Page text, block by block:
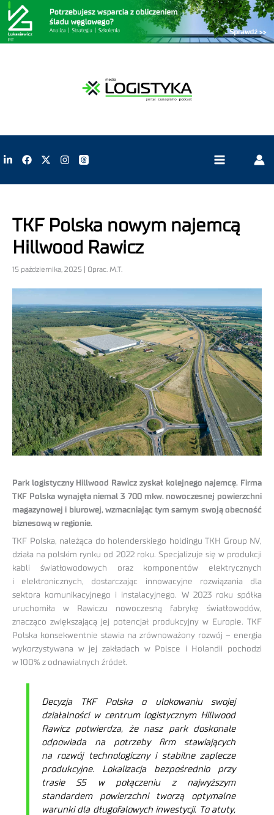
TKF Polska nowym najemcą
Hillwood Rawicz
15 października, 2025 | Oprac. M.T.
Park logistyczny Hillwood Rawicz zyskał kolejnego najemcę. Firma
TKF Polska wynajęła niemal 3 700 mkw. nowoczesnej powierzchni
magazynowej i biurowej, wzmacniając tym samym swoją obecność
biznesową w regionie.
TKF Polska, należąca do holenderskiego holdingu TKH Group NV,
działa na polskim rynku od 2022 roku. Specjalizuje się w produkcji
kabli światłowodowych oraz komponentów elektrycznych
i elektronicznych, dostarczając innowacyjne rozwiązania dla
sektora komunikacyjnego i instalacyjnego. W 2023 roku spółka
uruchomiła w Rawiczu nowoczesną fabrykę światłowodów,
znacząco zwiększającą jej potencjał produkcyjny w Europie. TKF
Polska konsekwentnie stawia na zrównoważony rozwój – energia
wykorzystywana w jej zakładach w Polsce i Holandii pochodzi
w 100% z odnawialnych źródeł.
Decyzja TKF Polska o ulokowaniu swojej
działalności w centrum logistycznym Hillwood
Rawicz potwierdza, że nasz park doskonale
odpowiada na potrzeby firm stawiających
na rozwój technologiczny i stabilne zaplecze
produkcyjne. Lokalizacja bezpośrednio przy
trasie S5 w połączeniu z najwyższym
standardem powierzchni tworzą optymalne
warunki dla długofalowych inwestycji. To atuty,